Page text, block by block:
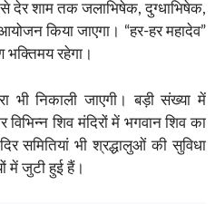
से देर शाम तक जलाभिषेक, दुग्धाभिषेक,
किया जाएगा। “हर-हर महादेव”
भक्तिमय रहेगा।
भी निकाली जाएगी। बड़ी संख्या में
शिव मंदिरों में भगवान शिव का
समितियां भी श्रद्धालुओं की सुविधा
में जुटी हुई हैं।